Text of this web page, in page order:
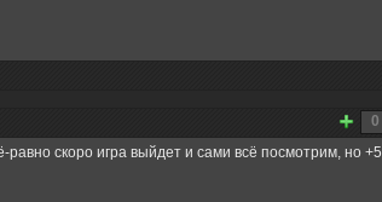
0
скоро игра выйдет и сами всё посмотрим, но +5